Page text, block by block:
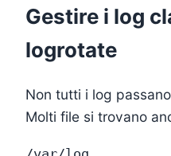
Gestire i log
logrotate
Non tutti i log
Molti file si trovano